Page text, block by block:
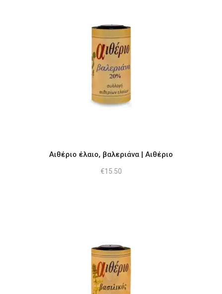
Αιθέριο έλαιο, βαλεριάνα | Αιθέριο
€15.50